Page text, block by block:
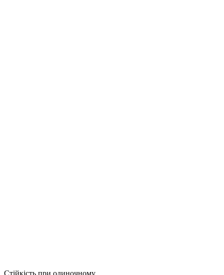
Стійкість при одиночному